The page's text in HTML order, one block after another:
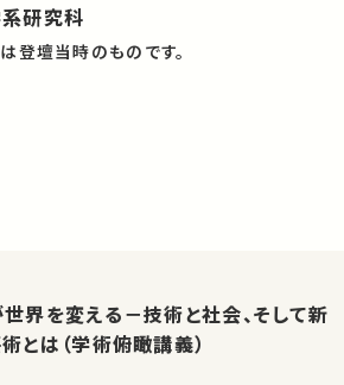
研究科
登壇当時のものです。
界を変える－技術と社会、そして新
とは（学術俯瞰講義）